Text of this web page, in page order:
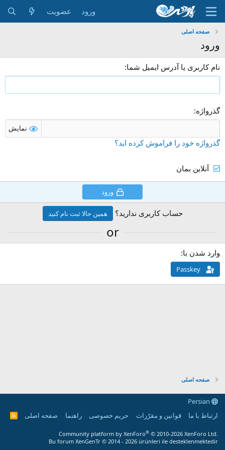
ورود عضویت
صفحه اصلی
ورود
نام کاربری یا آدرس ایمیل شما
گذرواژه
نمایش
گذرواژه خود را فراموش کرده اید؟
آنلاین بمان
ورود
حساب کاربری ندارید؟ همین حالا ثبت نام کنید
or
وارد شدن با
صفحه اصلی
ارتباط با ما
قوانین و مقرّرات حریم خصوصی راهنما صفحه اصلی
R
Community platform by XenForo® © 2010-2026 XenForo Ltd.
Bu forum XenGenTr © 2014 - 2026 ürünleri ile desteklenmektedir